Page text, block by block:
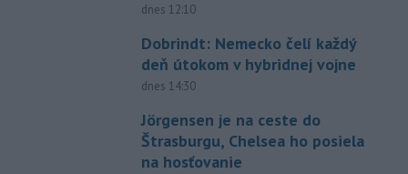
dnes 12:10
Dobrindt: Nemecko čelí každý
deň útokom v hybridnej vojne
dnes 14:30
Jörgensen je na ceste do
Štrasburgu, Chelsea ho posiela
na hosťovanie